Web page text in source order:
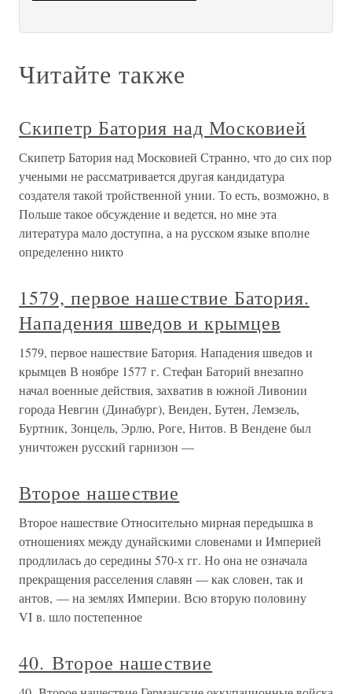
Читайте также
Скипетр Батория над Московией
Скипетр Батория над Московией Странно, что до сих пор
учеными не рассматривается другая кандидатура
создателя такой тройственной унии. То есть, возможно, в
Польше такое обсуждение и ведется, но мне эта
литература мало доступна, а на русском языке вполне
определенно никто
1579, первое нашествие Батория.
Нападения шведов и крымцев
1579, первое нашествие Батория. Нападения шведов и
крымцев В ноябре 1577 г. Стефан Баторий внезапно
начал военные действия, захватив в южной Ливонии
города Невгин (Динабург), Венден, Бутен, Лемзель,
Буртник, Зонцель, Эрлю, Роге, Нитов. В Вендене был
уничтожен русский гарнизон —
Второе нашествие
Второе нашествие Относительно мирная передышка в
отношениях между дунайскими словенами и Империей
продлилась до середины 570-х гг. Но она не означала
прекращения расселения славян — как словен, так и
антов, — на землях Империи. Всю вторую половину
VI в. шло постепенное
40. Второе нашествие